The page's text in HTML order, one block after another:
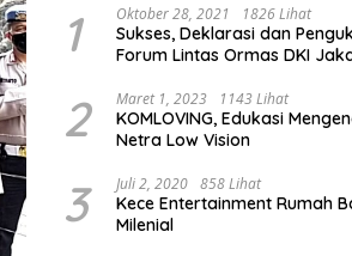
1 Oktober 28, 2021 1826 Lihat
Sukses, Deklarasi dan
Forum Lintas Ormas DKI
2 Maret 1, 2023 1143 Lihat
KOMLOVING, Edukasi
Netra Low Vision
3 Juli 2, 2020 858 Lihat
Kece Entertainment Rumah
Milenial